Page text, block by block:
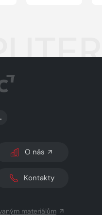
SVĚTLÝ/TMAVÝ REŽIM
O nás
Kontakty
materiálům